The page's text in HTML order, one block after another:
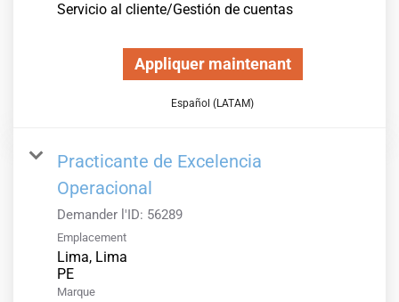
Servicio al cliente/Gestión de cuentas
Appliquer maintenant
Español (LATAM)
Practicante de Excelencia
Operacional
Demander l'ID: 56289
Emplacement
Lima, Lima
Marque